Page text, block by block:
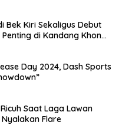
Bek Kiri Sekaligus Debut
di Kandang Khon
Day 2024, Dash Sports
Saat Laga Lawan
Flare